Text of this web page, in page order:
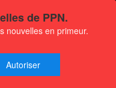
de PPN.
nouvelles en primeur.
Autoriser